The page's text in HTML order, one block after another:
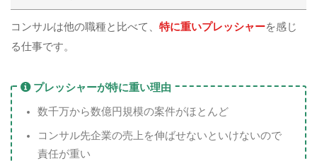
コンサルは他の職種と比べて、 特に重いプレッシャーを感じ
る仕事です。
プレッシャーが特に重い理由
数千万から数億円規模の案件がほとんど
コンサル先企業の売上を伸ばせないといけないので
責任が重い